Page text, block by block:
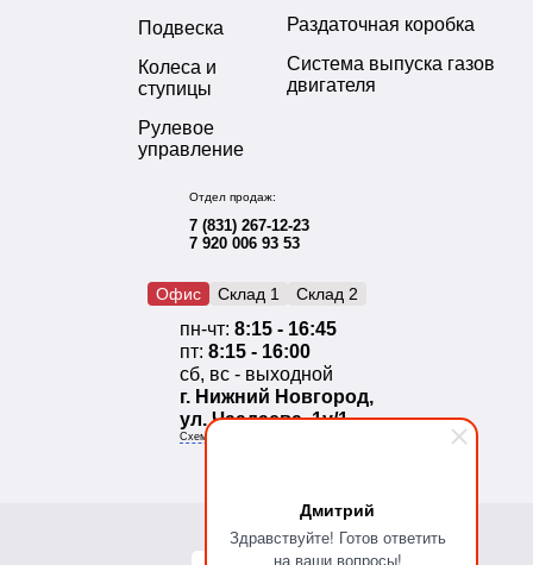
Дмитрий
Здравствуйте! Готов ответить
на ваши вопросы!
Подвеска
Колеса и
ступицы
Рулевое
управление
Раздаточная коробка
Система выпуска газов
двигателя
Отдел продаж:
7 (831) 267-12-23
7 920 006 93 53
Офис Склад 1 Склад 2
пн-чт: 8:15 - 16:45
пт: 8:15 - 16:00
сб, вс - выходной
г. Нижний Новгород,
ул. Чаадаева, 1у/1
Схема проезда